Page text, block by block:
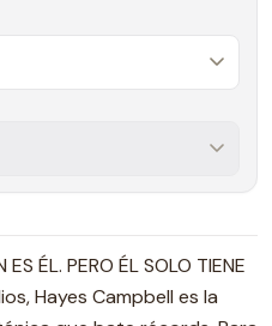
ÉL. PERO ÉL SOLO TIENE
Hayes Campbell es la